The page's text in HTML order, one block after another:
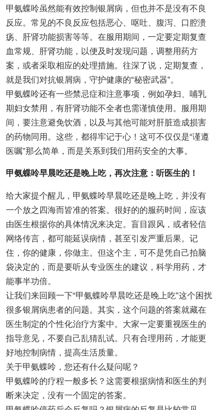
甲氨蝶呤虽然能有效控制银屑病，但也并不是没有不良
反应。常见的不良反应包括恶心、呕吐、腹泻、口腔溃
疡、肝肾功能损害等等。在服用期间，一定要定期复查
血常规、肝肾功能，以便及时发现问题，调整用药方
案，或者采取相应的处理措施。往深了说，定期复查，
就是我们对抗银屑病，守护健康的“秘密武器”。
甲氨蝶呤还有一些禁忌症和注意事项，例如孕妇、哺乳
期妇女禁用，有肝肾功能不全者也需谨慎使用。服用期
间，要注意避免饮酒，以及与其他可能对肝脏造成损害
的药物同用。这些，都得牢记于心！这可不仅仅是“谨遵
医嘱”那么简单，而是关系到我们用药安全的大事。
甲氨蝶呤早晨吃还是晚上吃，再次注意：听医生的！
给大家提个醒儿，甲氨蝶呤早晨吃还是晚上吃，并没有
一个放之四海而皆准的答案。很好的的服药时间，应该
由医生根据你的具体情况来决定。盲目跟风，或者轻信
网络传言，都可能延误病情，甚至引发严重后果。记
住，你的健康，你做主。但这个主，可不是凭自己拍脑
袋决定的，而是要听从专业医生的建议，科学用药，才
能事半功倍。
让我们来回顾一下“甲氨蝶呤早晨吃还是晚上吃”这个困扰
很多银屑病患者的问题。其实，这个问题的答案就藏在
医生制定的个性化治疗方案中。大家一定要重视医生的
指导意见，不要自己乱猜乱试。只有合理用药，才能更
好地控制病情，提高生活质量。
关于甲氨蝶呤，您还有什么疑问呢？
甲氨蝶呤的疗程一般多长？这需要根据病情和医生的判
断来决定，没有一个固定的答案。